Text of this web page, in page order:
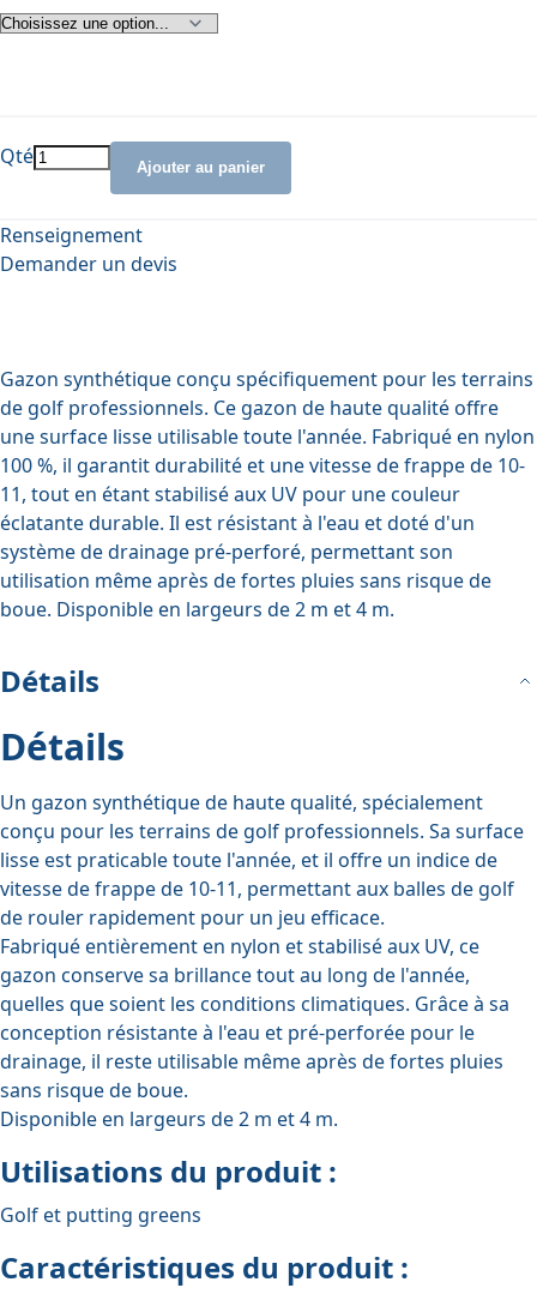
Qté Ajouter au panier
Renseignement
Demander un devis
Gazon synthétique conçu spécifiquement pour les terrains
de golf professionnels. Ce gazon de haute qualité offre
une surface lisse utilisable toute l'année. Fabriqué en nylon
100 %, il garantit durabilité et une vitesse de frappe de 10-
11, tout en étant stabilisé aux UV pour une couleur
éclatante durable. Il est résistant à l'eau et doté d'un
système de drainage pré-perforé, permettant son
utilisation même après de fortes pluies sans risque de
boue. Disponible en largeurs de 2 m et 4 m.
Détails
Détails
Un gazon synthétique de haute qualité, spécialement
conçu pour les terrains de golf professionnels. Sa surface
lisse est praticable toute l'année, et il offre un indice de
vitesse de frappe de 10-11, permettant aux balles de golf
de rouler rapidement pour un jeu efficace.
Fabriqué entièrement en nylon et stabilisé aux UV, ce
gazon conserve sa brillance tout au long de l'année,
quelles que soient les conditions climatiques. Grâce à sa
conception résistante à l'eau et pré-perforée pour le
drainage, il reste utilisable même après de fortes pluies
sans risque de boue.
Disponible en largeurs de 2 m et 4 m.
Utilisations du produit :
Golf et putting greens
Caractéristiques du produit :